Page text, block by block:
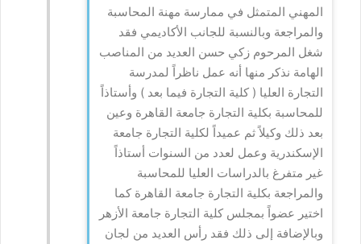
المهني المتمثل في ممارسة مهنة المحاسبة
والمراجعة وبالنسبة للجانب الأكاديمي فقد
شغل المرحوم زكي حسن العديد من المناصب
الهامة نذكر منها أنه عمل ناظراً لمدرسة
التجارة العليا ( كلية التجارة فيما بعد ) وأستاذاً
للمحاسبة بكلية التجارة جامعة القاهرة وعين
بعد ذلك وكيلاً ثم عميداً لكلية التجارة جامعة
الإسكندرية وعمل لعدد من السنوات أستاذاً
غير متفرغ بالدراسات العليا للمحاسبة
والمراجعة بكلية التجارة جامعة القاهرة كما
اختير عضواً بمجلس كلية التجارة جامعة الأزهر
وبالإضافة إلى ذلك فقد رأس العديد من لجان